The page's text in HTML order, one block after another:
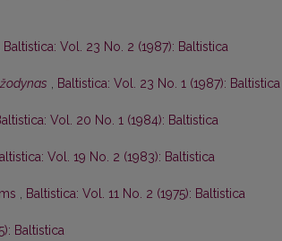
Baltistica: Vol. 23 No. 2 (1987): Baltistica
, Baltistica: Vol. 23 No. 1 (1987): Baltistica
Vol. 20 No. 1 (1984): Baltistica
Vol. 19 No. 2 (1983): Baltistica
, Baltistica: Vol. 11 No. 2 (1975): Baltistica
Baltistica